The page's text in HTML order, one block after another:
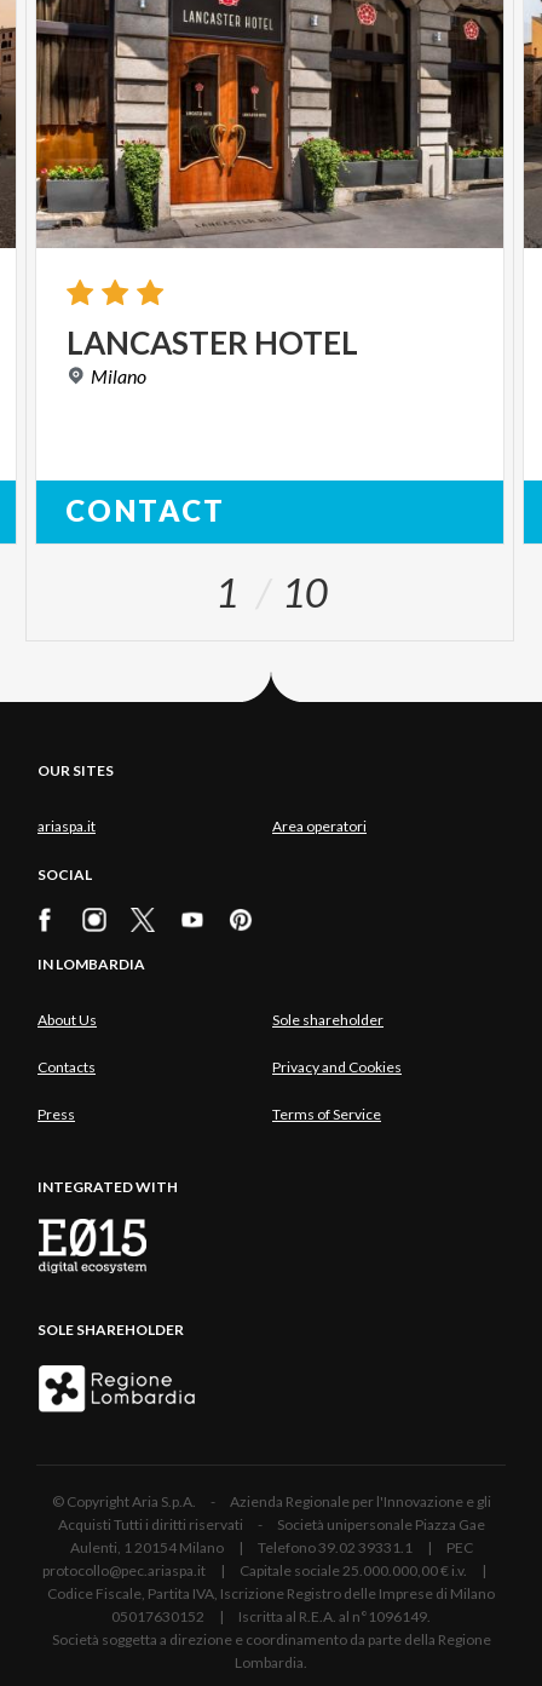
LANCASTER HOTEL
Milano
CONTACT
1 10
OUR SITES
ariaspa.it Area operatori
SOCIAL
IN LOMBARDIA
About Us Sole shareholder
Contacts Privacy and Cookies
Press Terms of Service
INTEGRATED WITH
SOLE SHAREHOLDER
© Copyright Aria S.p.A. - Azienda Regionale per l'Innovazione e gli
Acquisti Tutti i diritti riservati - Società unipersonale Piazza Gae
Aulenti, 1 20154 Milano | Telefono 39.02 39331.1 | PEC
protocollo@pec.ariaspa.it | Capitale sociale 25.000.000,00 € i.v. |
Codice Fiscale, Partita IVA, Iscrizione Registro delle Imprese di Milano
05017630152 | Iscritta al R.E.A. al n°1096149.
Società soggetta a direzione e coordinamento da parte della Regione
Lombardia.